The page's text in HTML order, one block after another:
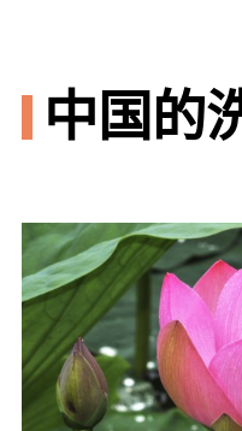
中国的